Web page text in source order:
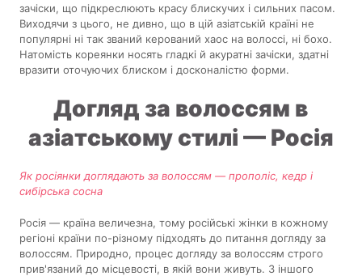
зачіски, що підкреслюють красу блискучих і сильних пасом.
Виходячи з цього, не дивно, що в цій азіатській країні не
популярні ні так званий керований хаос на волоссі, ні бохо.
Натомість кореянки носять гладкі й акуратні зачіски, здатні
вразити оточуючих блиском і досконалістю форми.
Догляд за волоссям в
азіатському стилі — Росія
Як росіянки доглядають за волоссям — прополіс, кедр і
сибірська сосна
Росія — країна величезна, тому російські жінки в кожному
регіоні країни по-різному підходять до питання догляду за
волоссям. Природно, процес догляду за волоссям строго
прив'язаний до місцевості, в якій вони живуть. З іншого